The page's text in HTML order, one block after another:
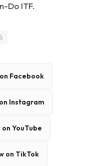
Do ITF.
Facebook
Instagram
YouTube
on TikTok